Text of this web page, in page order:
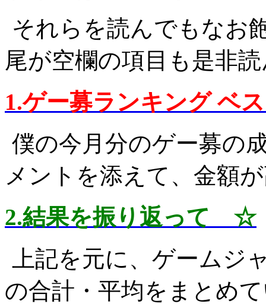
それらを読んでもなお
尾が空欄の項目も是非
1.ゲー募ランキング
僕の今月分のゲー募の
メントを添えて、金額
2.結果を振り返って ☆
上記を元に、ゲームジ
の合計・平均をまとめ